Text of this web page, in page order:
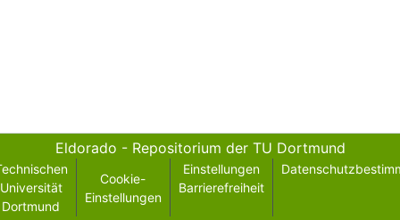
Eldorado - Repositorium der TU Dortmund
Universität
Dortmund
Cookie-
Einstellungen
Einstellungen
Barrierefreiheit